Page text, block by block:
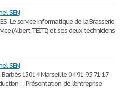
SEN
Le service informatique de la Brasserie
(Albert TEITI) et ses deux techniciens
SEN
Barbès 13014 Marseille 04 91 95 71 17
: - Présentation de l’entreprise